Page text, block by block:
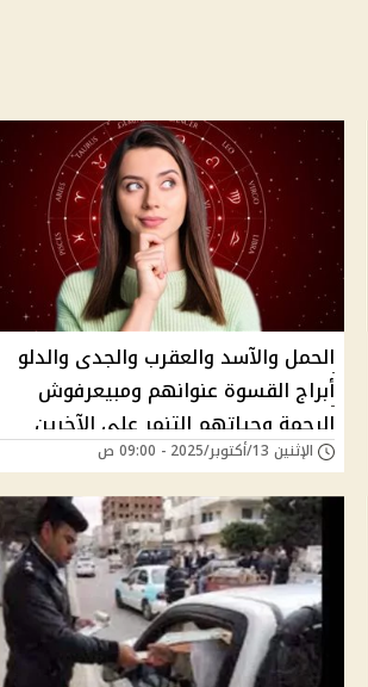
الحمل والآسد والعقرب والجدى والدلو
أبراج القسوة عنوانهم ومبيعرفوش
الرحمة وحياتهم التنمر على الآخرين
الإثنين 13/أكتوبر/2025 - 09:00 ص